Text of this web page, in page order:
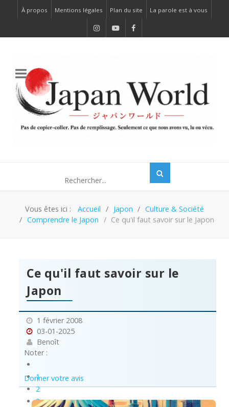
À propos Mentions légales Plan du site La parole est à vous
Vous êtes ici : Accueil Japon
Culture & Société
Comprendre le Japon
Ce qu'il faut savoir sur le Japon
Ce qu'il faut savoir sur le
Japon
1 février 2008
03-01-2025
Benoît
Noter :
1
2
3
Donner votre avis